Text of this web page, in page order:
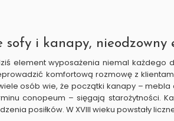
sofy i kanapy, nieodzowny
element wyposażenia niemal każdego
komfortową rozmowę z
osób wie, że początki kanapy –
conopeum – sięgają starożytności.
posiłków. W XVIII wieku powstały